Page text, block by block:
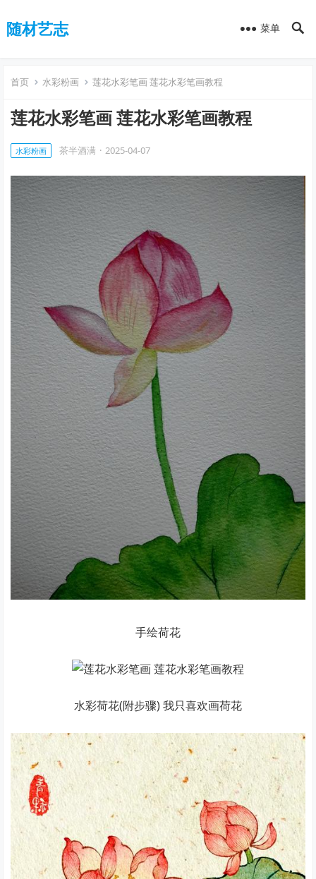
随材艺志 菜单
首页 水彩粉画 莲花水彩笔画 莲花水彩笔画教程
莲花水彩笔画 莲花水彩笔画教程
水彩粉画 茶半酒满 · 2025-04-07
手绘荷花
水彩荷花(附步骤) 我只喜欢画荷花